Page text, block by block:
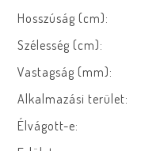
Hosszúság (cm):
Szélesség (cm):
Vastagság (mm):
Alkalmazási terület:
Élvágott-e: